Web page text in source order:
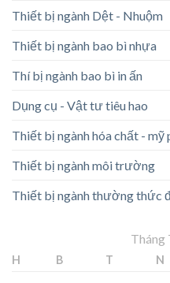
Thiết bị ngành Dệt - Nhuộm
Thiết bị ngành bao bì nhựa
Thí bị ngành bao bì in ấn
Dụng cụ - Vật tư tiêu hao
Thiết bị ngành hóa chất - mỹ
Thiết bị ngành môi trường
Thiết bị ngành thường thức
Tháng
H B T N